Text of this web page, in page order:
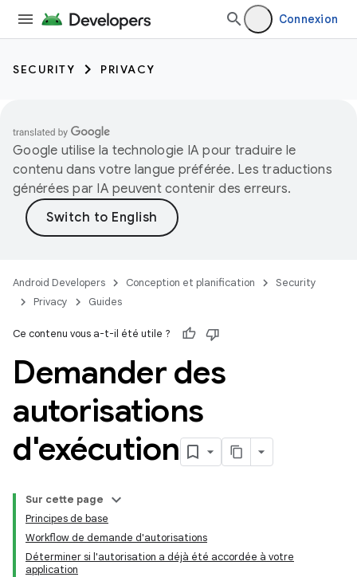
Connexion
SECURITY PRIVACY
Google utilise la technologie IA pour traduire le
contenu dans votre langue préférée. Les traductions
générées par IA peuvent contenir des erreurs.
Android Developers Conception et planification
Security
Privacy
Guides
Ce contenu vous a-t-il été utile ?
Demander des
autorisations
d'exécution
Sur cette page
Principes de base
Workflow de demande d'autorisations
Déterminer si l'autorisation a déjà été accordée à votre
application